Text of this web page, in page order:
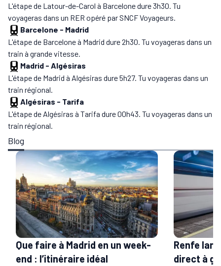
L'étape de Latour-de-Carol à Barcelone dure 3h30. Tu
voyageras dans un RER opéré par SNCF Voyageurs.
Barcelone - Madrid
L'étape de Barcelone à Madrid dure 2h30. Tu voyageras dans un
train à grande vitesse.
Madrid - Algésiras
L'étape de Madrid à Algésiras dure 5h27. Tu voyageras dans un
train régional.
Algésiras - Tarifa
L'étape de Algésiras à Tarifa dure 00h43. Tu voyageras dans un
train régional.
Blog
Que faire à Madrid en un week-
end : l’itinéraire idéal
Renfe
direct à